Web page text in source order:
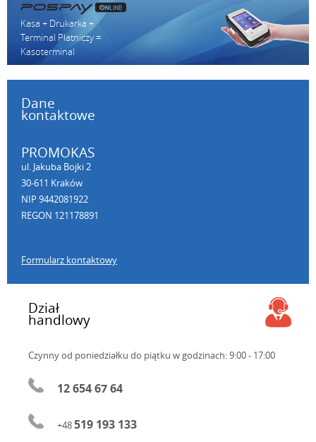
Kasa + Drukarka +
Terminal Płatniczy =
Kasoterminal
Dane
kontaktowe
PROMOKAS
ul. Jakuba Bojki 2
30-611 Kraków
NIP 9442081922
REGON 121178891
Formularz kontaktowy
Dział
handlowy
Czynny od poniedziałku do piątku w godzinach: 9:00 - 17:00
12 654 67 64
+48519 193 133